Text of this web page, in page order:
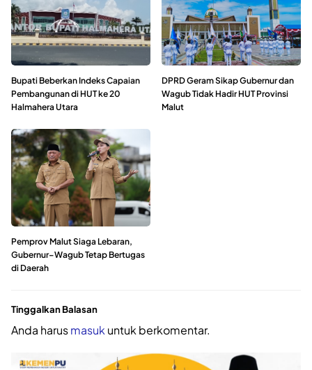
Bupati Beberkan Indeks Capaian
Pembangunan di HUT ke 20
Halmahera Utara
DPRD Geram Sikap Gubernur dan
Wagub Tidak Hadir HUT Provinsi
Malut
Pemprov Malut Siaga Lebaran,
Gubernur–Wagub Tetap Bertugas
di Daerah
Tinggalkan Balasan
Anda harusmasuk untuk berkomentar.